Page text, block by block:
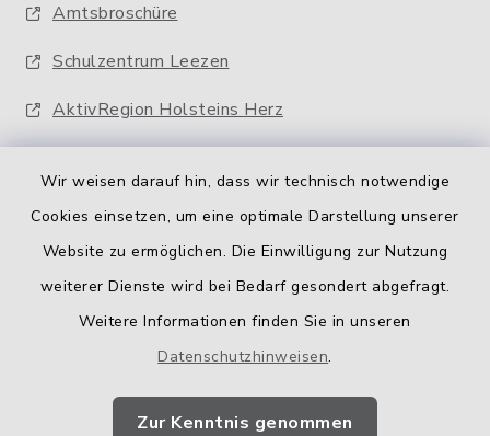
Wir weisen darauf hin, dass wir technisch notwendige
Cookies einsetzen, um eine optimale Darstellung unserer
Website zu ermöglichen. Die Einwilligung zur Nutzung
weiterer Dienste wird bei Bedarf gesondert abgefragt.
Weitere Informationen finden Sie in unseren
Datenschutzhinweisen.
Zur Kenntnis genommen
Amtsbroschüre
Schulzentrum Leezen
AktivRegion Holsteins Herz
Barrierefreiheit